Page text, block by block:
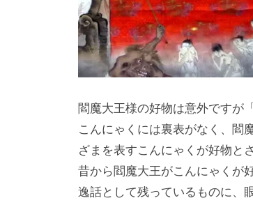
閻魔大王様の好物は意外ですが
こんにゃくには裏表がなく、閻
ざまを表すこんにゃくが好物と
昔から閻魔大王がこんにゃくが
逸話として残っているものに、